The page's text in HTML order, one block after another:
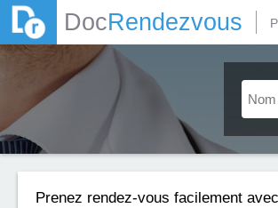
DocRendezvous
Prenez rendez-vous facilement